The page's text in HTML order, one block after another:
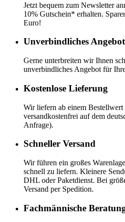
Jetzt bequem zum Newsletter
10% Gutschein* erhalten.
Euro!
Unverbindliches Angebot
Gerne unterbreiten wir Ihnen
unverbindliches Angebot für
Kostenlose Lieferung
Wir liefern ab einem
versandkostenfrei auf dem
Anfrage).
Schneller Versand
Wir führen ein großes
schnell zu liefern. Kleinere
DHL oder Paketdienst. Bei
Versand per Spedition.
Fachmännische